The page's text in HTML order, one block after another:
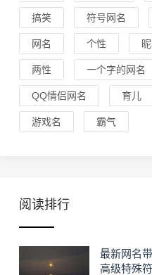
搞笑 符号网名
网名 个性
两性 一个字的网名
QQ情侣网名 育儿
游戏名 霸气
阅读排行
最新网名
高级特殊